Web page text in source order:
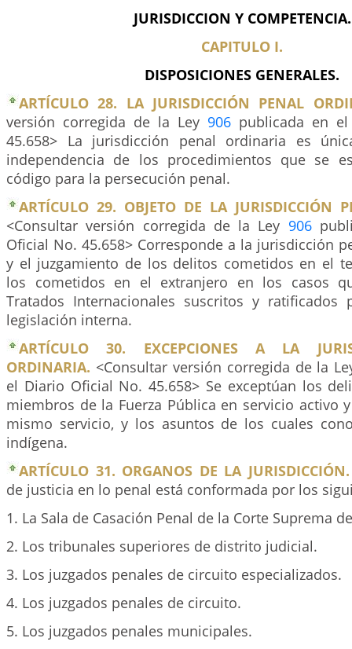
JURISDICCION Y COMPETENCIA.
CAPITULO I.
DISPOSICIONES GENERALES.
ARTÍCULO 28. LA JURISDICCIÓN PENAL
versión corregida de la Ley 906 publicada en
45.658> La jurisdicción penal ordinaria es
independencia de los procedimientos que se
código para la persecución penal.
ARTÍCULO 29. OBJETO DE LA JURISDICCIÓN
<Consultar versión corregida de la Ley 906
Oficial No. 45.658> Corresponde a la jurisdicción
y el juzgamiento de los delitos cometidos en el
los cometidos en el extranjero en los casos
Tratados Internacionales suscritos y
legislación interna.
ARTÍCULO 30. EXCEPCIONES A LA
ORDINARIA. <Consultar versión corregida de la
el Diario Oficial No. 45.658> Se exceptúan los
miembros de la Fuerza Pública en servicio activo
mismo servicio, y los asuntos de los cuales
indígena.
ARTÍCULO 31. ORGANOS DE LA JURISDICCIÓN.
de justicia en lo penal está conformada por los
1. La Sala de Casación Penal de la Corte Suprema
2. Los tribunales superiores de distrito judicial.
3. Los juzgados penales de circuito especializados.
4. Los juzgados penales de circuito.
5. Los juzgados penales municipales.